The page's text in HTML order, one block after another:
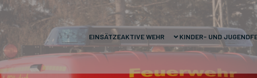
EINSÄTZEAKTIVE WEHR KINDER- UND